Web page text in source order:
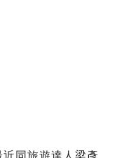
同旅遊達人梁彥